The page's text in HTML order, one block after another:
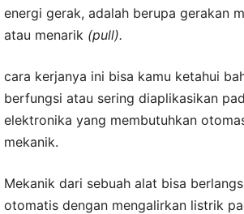
energi gerak, adalah berupa gerakan
atau menarik (pull).
cara kerjanya ini bisa kamu ketahui
berfungsi atau sering diaplikasikan
elektronika yang membutuhkan
mekanik.
Mekanik dari sebuah alat bisa
otomatis dengan mengalirkan listrik